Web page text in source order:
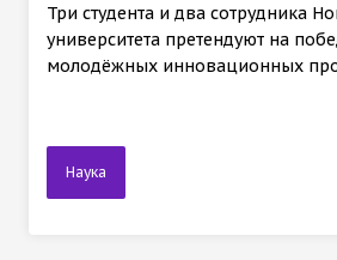
Три студента и два сотрудника
университета претендуют на
молодёжных инновационных
Наука